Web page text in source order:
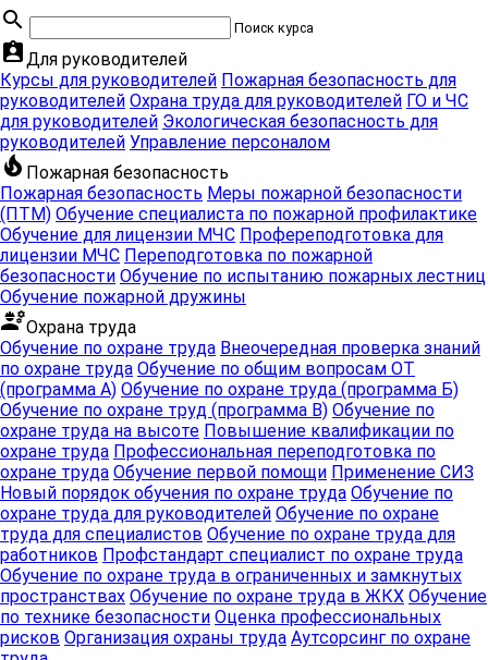
chevron_right Охрана
труда для
руководителей
chevron_right Охрана
труда для
рабочих
chevron_right
Охрана
специалистов
chevron_right Охрана
труда в
ограниченных
и замкнутых
пространствах
chevron_right Охрана
труда в ЖКХ
chevron_right
безопасность
chevron_right
chevron_right
Добровольная
пожарная
дружина
chevron_right
пожарных
лестниц
chevron_right
безопасность
chevron_right Обучение
для лицензии
МЧС
chevron_right Охрана
труда
chevron_right
Электробезопасность
chevron_right
Экологическая
безопасность
chevron_right
Обращение с
отходами
chevron_right
Обращение с
медицинскими
отходами
chevron_right Охрана
окружающей
среды
chevron_right
Техническое
обслуживание
медицинской
техники
search Поиск курса
assignment_indДля руководителей
Курсы для руководителей Пожарная безопасность для
руководителей Охрана труда для руководителей ГО и ЧС
для руководителей Экологическая безопасность для
руководителей Управление персоналом
local_fire_department Пожарная безопасность
Пожарная безопасность Меры пожарной безопасности
(ПТМ) Обучение специалиста по пожарной профилактике
Обучение для лицензии МЧС Профереподготовка для
лицензии МЧС Переподготовка по пожарной
безопасности Обучение по испытанию пожарных лестниц
Обучение пожарной дружины
engineeringОхрана труда
Обучение по охране труда Внеочередная проверка знаний
по охране труда Обучение по общим вопросам ОТ
(программа А) Обучение по охране труда (программа Б)
Обучение по охране труд (программа В) Обучение по
охране труда на высоте Повышение квалификации по
охране труда Профессиональная переподготовка по
охране труда Обучение первой помощи Применение СИЗ
Новый порядок обучения по охране труда Обучение по
охране труда для руководителей Обучение по охране
труда для специалистов Обучение по охране труда для
работников Профстандарт специалист по охране труда
Обучение по охране труда в ограниченных и замкнутых
пространствах Обучение по охране труда в ЖКХ Обучение
по технике безопасности Оценка профессиональных
рисков Организация охраны труда Аутсорсинг по охране